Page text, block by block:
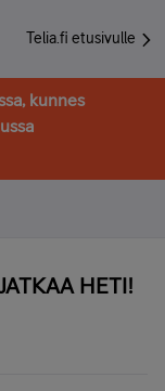
Telia.fi etusivulle
kunnes
HETI!